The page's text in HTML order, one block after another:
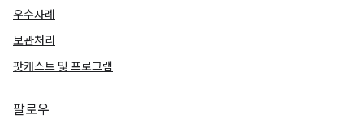
우수사례
보관처리
팟캐스트 및 프로그램
팔로우